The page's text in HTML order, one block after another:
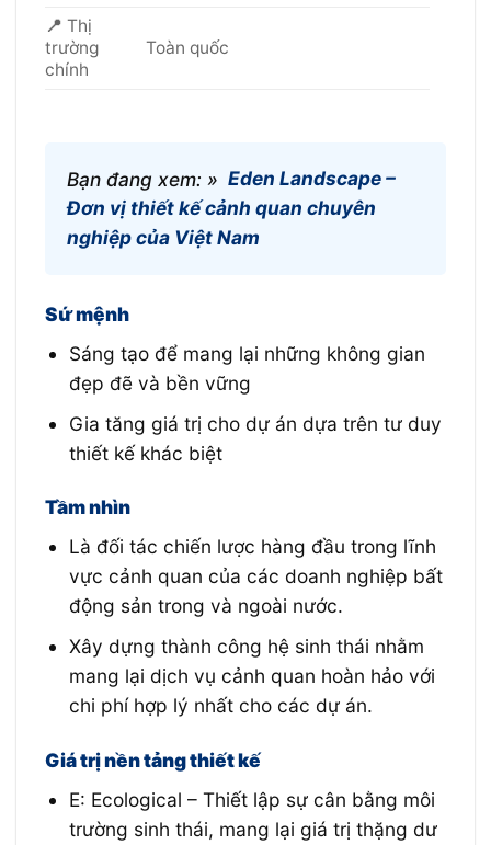
📍 Thị
trường
chính
Toàn quốc
Bạn đang xem: » Eden Landscape –
Đơn vị thiết kế cảnh quan chuyên
nghiệp của Việt Nam
Sứ mệnh
Sáng tạo để mang lại những không gian
đẹp đẽ và bền vững
Gia tăng giá trị cho dự án dựa trên tư duy
thiết kế khác biệt
Tầm nhìn
Là đối tác chiến lược hàng đầu trong lĩnh
vực cảnh quan của các doanh nghiệp bất
động sản trong và ngoài nước.
Xây dựng thành công hệ sinh thái nhằm
mang lại dịch vụ cảnh quan hoàn hảo với
chi phí hợp lý nhất cho các dự án.
Giá trị nền tảng thiết kế
E: Ecological – Thiết lập sự cân bằng môi
trường sinh thái, mang lại giá trị thặng dư